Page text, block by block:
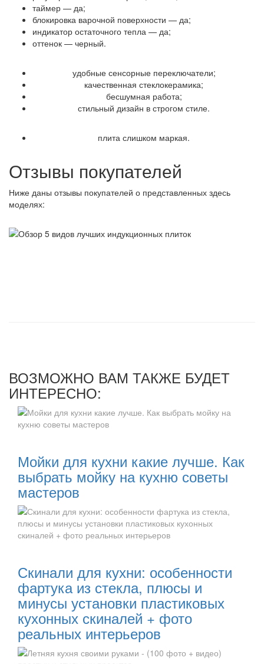
таймер — да;
блокировка варочной поверхности — да;
индикатор остаточного тепла — да;
оттенок — черный.
удобные сенсорные переключатели;
качественная стеклокерамика;
бесшумная работа;
стильный дизайн в строгом стиле.
плита слишком маркая.
Отзывы покупателей
Ниже даны отзывы покупателей о представленных здесь
моделях:
ВОЗМОЖНО ВАМ ТАКЖЕ БУДЕТ
ИНТЕРЕСНО:
Мойки для кухни какие лучше. Как
выбрать мойку на кухню советы
мастеров
Скинали для кухни: особенности
фартука из стекла, плюсы и
минусы установки пластиковых
кухонных скиналей + фото
реальных интерьеров